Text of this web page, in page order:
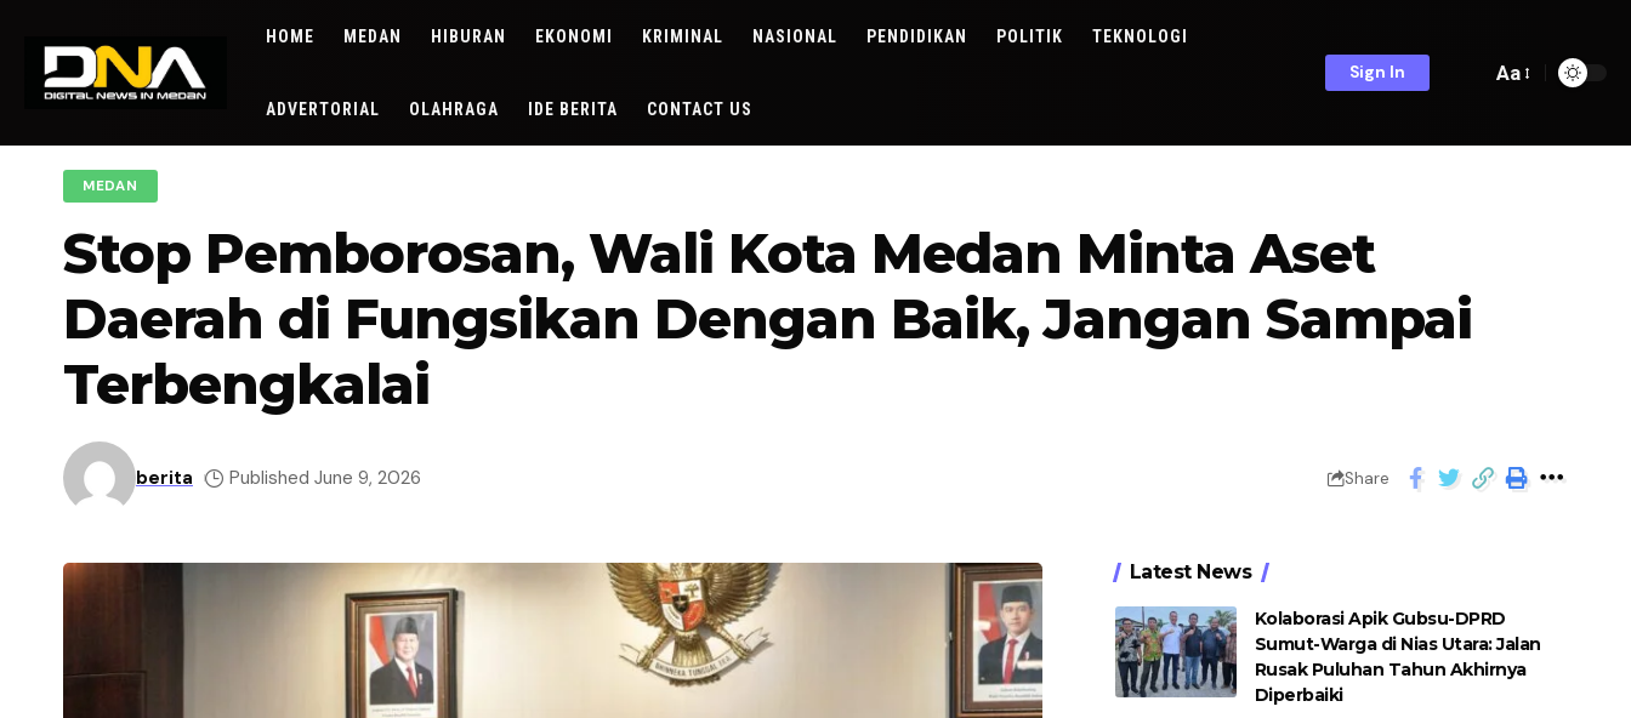
HOME MEDAN HIBURAN EKONOMI KRIMINAL NASIONAL PENDIDIKAN POLITIK TEKNOLOGI
ADVERTORIAL OLAHRAGA IDE BERITA CONTACT US
Sign In Aa
MEDAN
Stop Pemborosan, Wali Kota Medan Minta Aset
Daerah di Fungsikan Dengan Baik, Jangan Sampai
Terbengkalai
berita Published June 9, 2026 Share
Latest News
Kolaborasi Apik Gubsu-DPRD
Sumut-Warga di Nias Utara: Jalan
Rusak Puluhan Tahun Akhirnya
Diperbaiki